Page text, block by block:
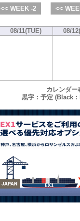
<< WEEK -2 <<
08/11(TUE) 08/
カレンダー
黒字：予定 (Black